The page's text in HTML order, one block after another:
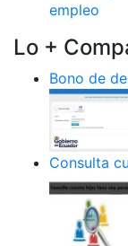
empleo
Lo +
Bono de
Consulta